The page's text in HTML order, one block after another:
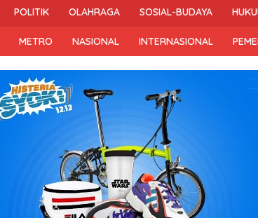
POLITIK OLAHRAGA SOSIAL-BUDAYA
METRO NASIONAL INTERNASIONAL